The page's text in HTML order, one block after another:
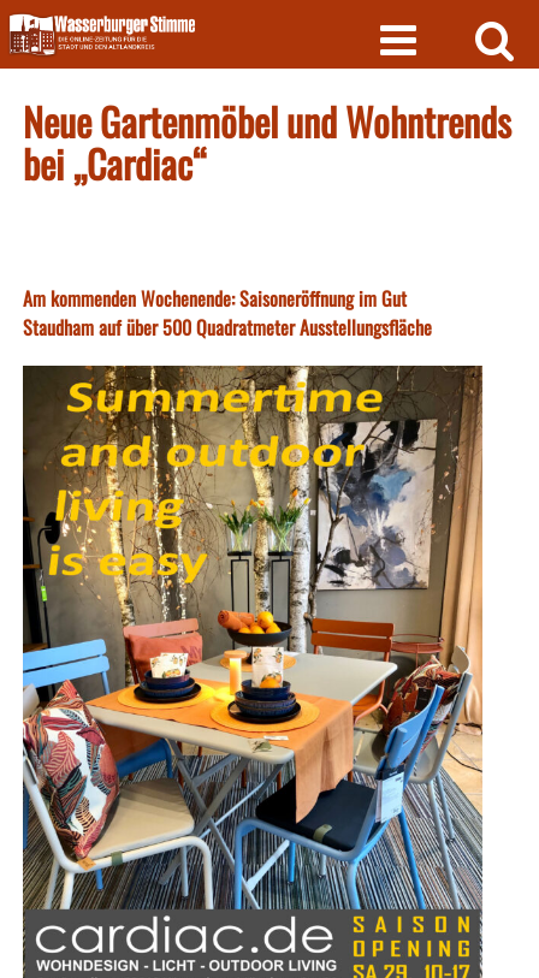
Skip
to
content
Neue Gartenmöbel und Wohntrends
bei „Cardiac“
Am kommenden Wochenende: Saisoneröffnung im Gut
Staudham auf über 500 Quadratmeter Ausstellungsfläche